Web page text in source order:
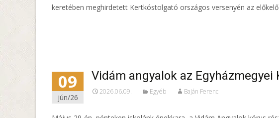
keretében meghirdetett Kertkóstolgató országos versenyén az
09
jún/26
Vidám angyalok az Egyházmegyei
2026.06.09. Egyéb Baján Ferenc